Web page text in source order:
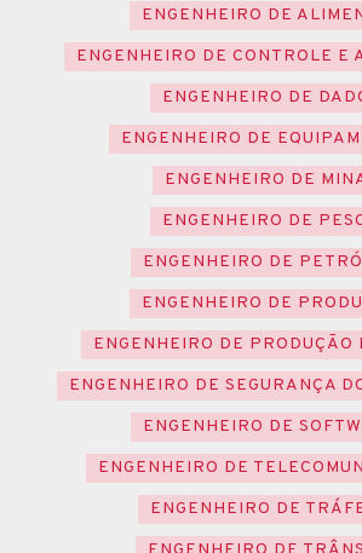
ENGENHEIRO DE
ENGENHEIRO DE CONTROLE E
ENGENHEIRO DE
ENGENHEIRO DE
ENGENHEIRO DE
ENGENHEIRO DE
ENGENHEIRO DE
ENGENHEIRO DE
ENGENHEIRO DE PRODUÇÃO
ENGENHEIRO DE SEGURANÇA
ENGENHEIRO DE
ENGENHEIRO DE
ENGENHEIRO DE